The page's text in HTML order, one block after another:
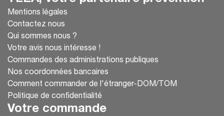
Mentions légales
Contactez nous
Qui sommes nous ?
Votre avis nous intéresse !
Commandes des administrations publiques
Nos coordonnées bancaires
Comment commander de l'étranger-DOM/TOM
Politique de confidentialité
Votre commande